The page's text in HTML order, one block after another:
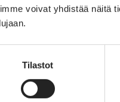
voivat yhdistää näitä
Tilastot